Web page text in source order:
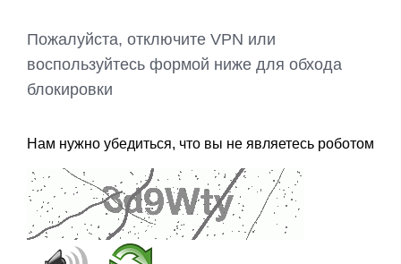
Пожалуйста, отключите VPN или
воспользуйтесь формой ниже для обхода
блокировки
Нам нужно убедиться, что вы не являетесь роботом